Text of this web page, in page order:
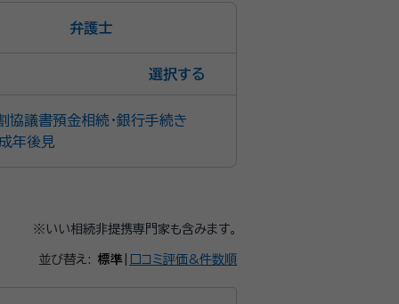
弁護士
選択
協議書預金相続・銀行手続き
年後見
※いい相続非提携専門家も含みます。
並び替え: 標準 口コミ評価&件数順